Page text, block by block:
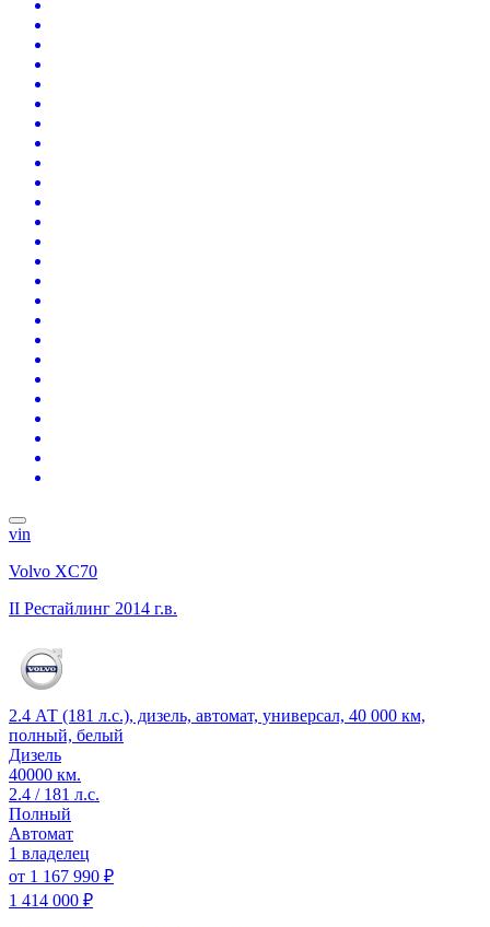
vin
Volvo XC70
II Рестайлинг 2014 г.в.
2.4 АТ (181 л.с.), дизель, автомат, универсал, 40 000 км,
полный, белый
Дизель
40000 км.
2.4 / 181 л.с.
Полный
Автомат
1 владелец
от 1 167 990 ₽
1 414 000 ₽